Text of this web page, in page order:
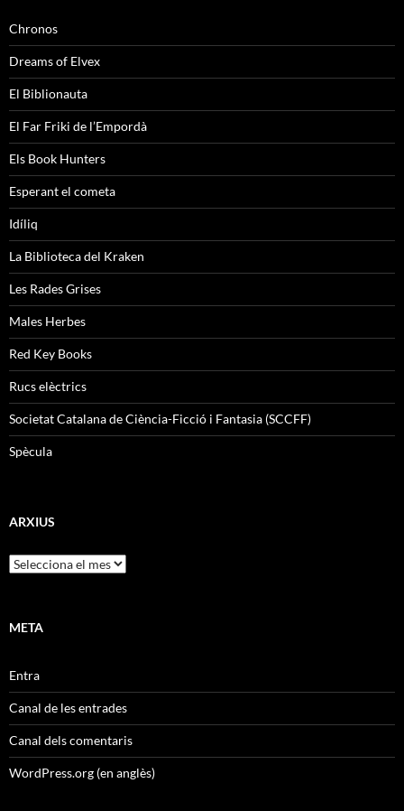
Chronos
Dreams of Elvex
El Biblionauta
El Far Friki de l’Empordà
Els Book Hunters
Esperant el cometa
Idíliq
La Biblioteca del Kraken
Les Rades Grises
Males Herbes
Red Key Books
Rucs elèctrics
Societat Catalana de Ciència-Ficció i Fantasia (SCCFF)
Spècula
ARXIUS
Arxius
META
Entra
Canal de les entrades
Canal dels comentaris
WordPress.org (en anglès)